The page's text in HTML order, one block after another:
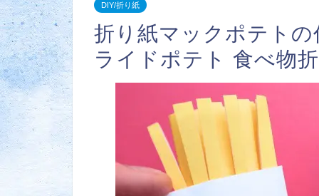
DIY/折り紙
折り紙マックポテト
ライドポテト 食べ物